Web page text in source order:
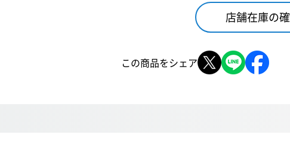
店舗在庫の
この商品をシェア